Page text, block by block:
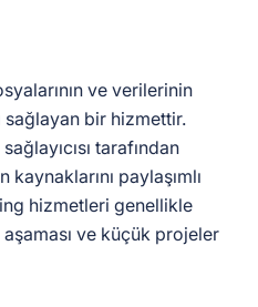
ve verilerinin
sağlayan bir hizmettir.
tarafından
kaynaklarını paylaşımlı
hizmetleri genellikle
ve küçük projeler